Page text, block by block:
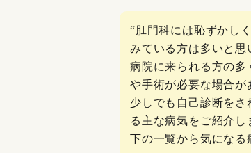
“肛門科には恥ずかし
みている方は多いと思
病院に来られる方の
や手術が必要な場合が
少しでも自己診断を
る主な病気をご紹介し
下の一覧から気になる